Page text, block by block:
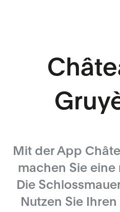
Mit der App
machen Sie eine
Die
Nutzen Sie